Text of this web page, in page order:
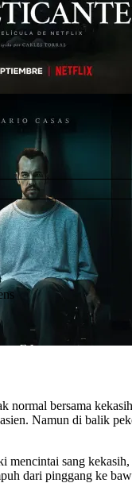
bersama
Namun di balik
sang
dari pinggang ke